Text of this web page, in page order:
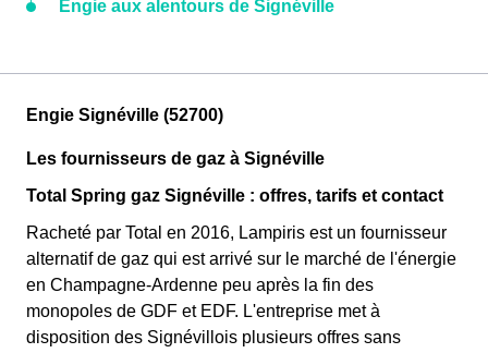
Engie aux alentours de Signéville
Engie Signéville (52700)
Les fournisseurs de gaz à Signéville
Total Spring gaz Signéville : offres, tarifs et contact
Racheté par Total en 2016, Lampiris est un fournisseur
alternatif de gaz qui est arrivé sur le marché de l'énergie
en Champagne-Ardenne peu après la fin des
monopoles de GDF et EDF. L'entreprise met à
disposition des Signévillois plusieurs offres sans